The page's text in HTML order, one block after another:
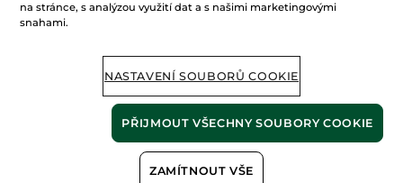
Suchý olej na tělo
na stránce, s analýzou využití dat a s našimi marketingovými
snahami.
NASTAVENÍ SOUBORŮ COOKIE
ZAMÍTNOUT VŠE
PŘIJMOUT VŠECHNY SOUBORY COOKIE